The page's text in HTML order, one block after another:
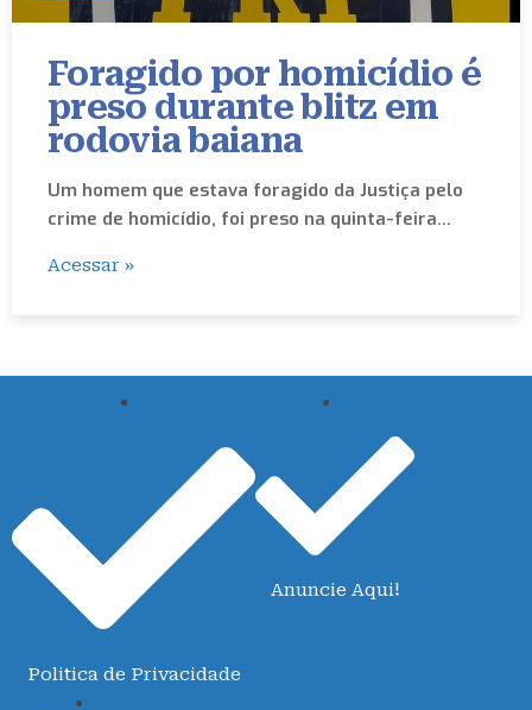
Foragido por homicídio é
preso durante blitz em
rodovia baiana
Um homem que estava foragido da Justiça pelo
crime de homicídio, foi preso na quinta-feira…
Acessar »
Politica de Privacidade
Anuncie Aqui!